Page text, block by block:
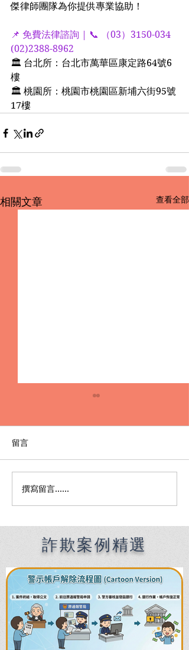
傑律師團隊為你提供專業協助！
📌 免費法律諮詢 | 📞 （03）3150-034
(02)2388-8962
🏛 台北所：台北市萬華區康定路64號6
樓
🏛 桃園所：桃園市桃園區新埔六街95號
17樓
相關文章 查看全部
Premier English
Speaking Criminal
Filipinos in Taiwan:
Chien Sheng
International Law Firm
留言
撰寫留言......
詐欺案例精選